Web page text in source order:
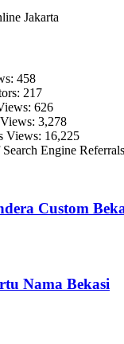
458
217
626
3,278
Views: 16,225
Engine
Custom
Nama Bekasi